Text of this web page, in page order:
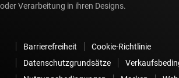
oder Verarbeitung in ihren Designs.
Barrierefreiheit
Cookie-Richtlinie
Datenschutzgrundsätze